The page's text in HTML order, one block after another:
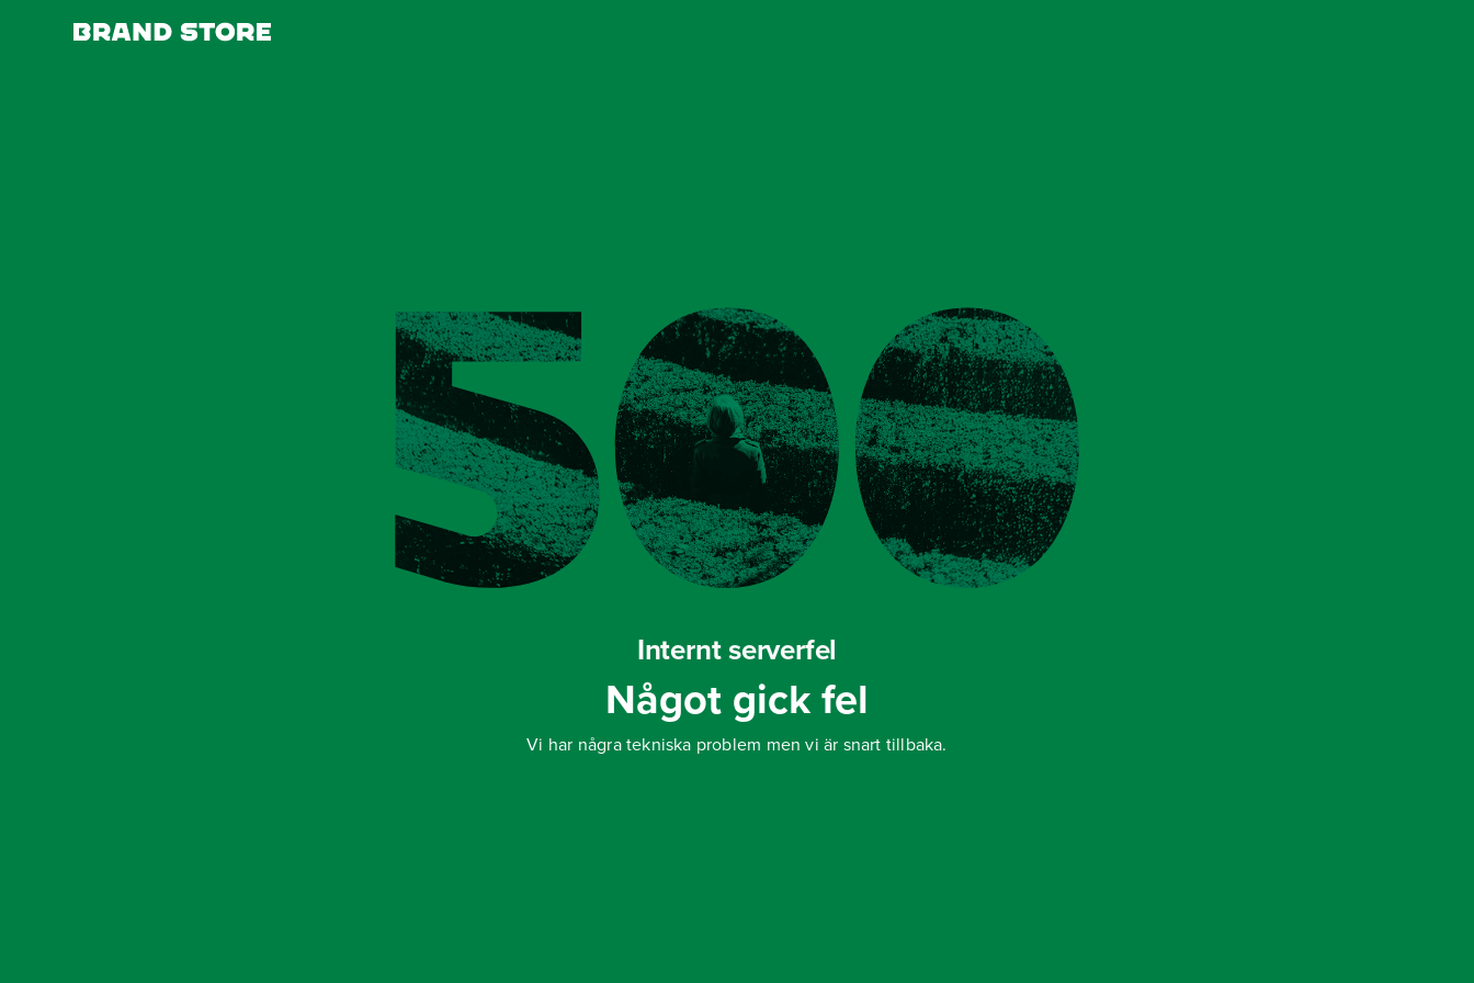
Internt serverfel
Något gick fel
Vi har några tekniska problem men vi är snart tillbaka.